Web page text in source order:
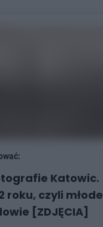
Katowic.
roku, czyli młode
[ZDJĘCIA]